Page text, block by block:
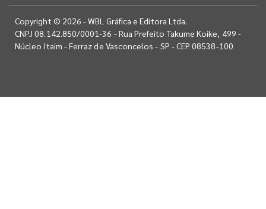
Copyright © 2026 - WBL Gráfica e Editora Ltda.
CNPJ 08.142.850/0001-36 - Rua Prefeito Takume Koike, 499 -
Núcleo Itaim - Ferraz de Vasconcelos - SP - CEP 08538-100